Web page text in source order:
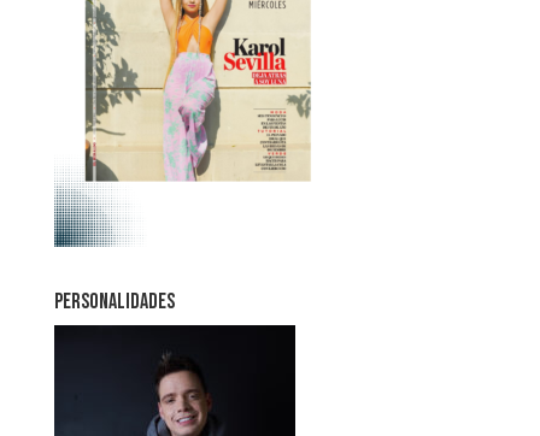
PERSONALIDADES